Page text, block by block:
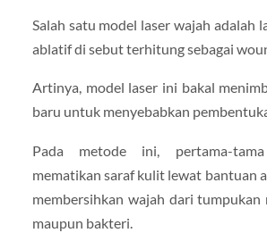
Salah satu model laser wajah adalah
ablatif di sebut terhitung sebagai
Artinya, model laser ini bakal
baru untuk menyebabkan
Pada metode ini, pertama-
mematikan saraf kulit lewat bantuan
membersihkan wajah dari tumpukan
maupun bakteri.